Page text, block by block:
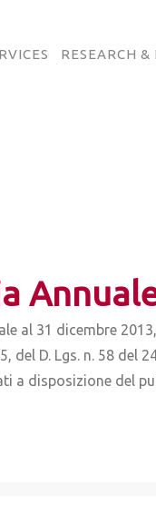
RESEARCH &
al 31 dicembre
D. Lgs. n. 58 del
a disposizione del